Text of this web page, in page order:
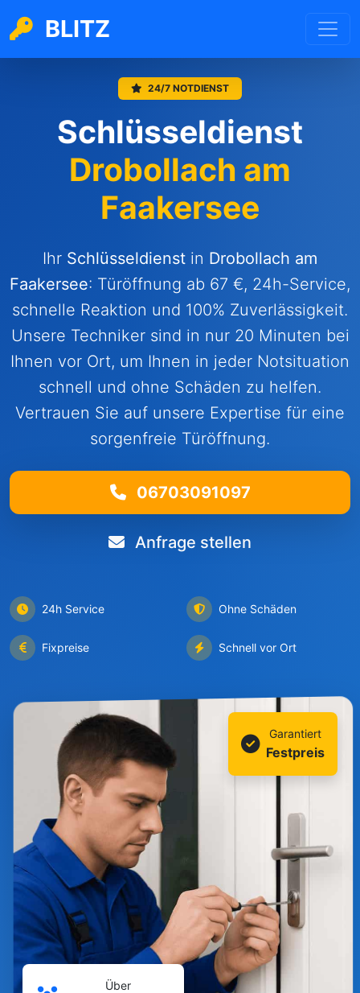
BLITZ
24/7 NOTDIENST
Schlüsseldienst
Drobollach am
Faakersee
Ihr Schlüsseldienst in Drobollach am
Faakersee: Türöffnung ab 67 €, 24h-Service,
schnelle Reaktion und 100% Zuverlässigkeit.
Unsere Techniker sind in nur 20 Minuten bei
Ihnen vor Ort, um Ihnen in jeder Notsituation
schnell und ohne Schäden zu helfen.
Vertrauen Sie auf unsere Expertise für eine
sorgenfreie Türöffnung.
06703091097
Anfrage stellen
24h Service Ohne Schäden
Fixpreise Schnell vor Ort
Garantiert
Festpreis
Über